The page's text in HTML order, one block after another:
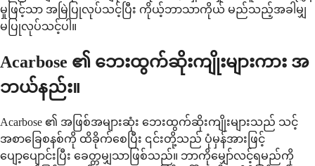
မှုဖြင့်သာ အမြဲပြုလုပ်သင့်ပြီး ကိုယ့်ဘာသာကိုယ် မည်သည့်အခါမျှ
မပြုလုပ်သင့်ပါ။
Acarbose ၏ ဘေးထွက်ဆိုးကျိုးများကား အ
ဘယ်နည်း။
Acarbose ၏ အဖြစ်အများဆုံး ဘေးထွက်ဆိုးကျိုးများသည် သင့်
အစာခြေစနစ်ကို ထိခိုက်စေပြီး ၎င်းတို့သည် ပုံမှန်အားဖြင့်
ပျော့ပျောင်းပြီး ခေတ္တမျှသာဖြစ်သည်။ ဘာကိုမျှော်လင့်ရမည်ကို